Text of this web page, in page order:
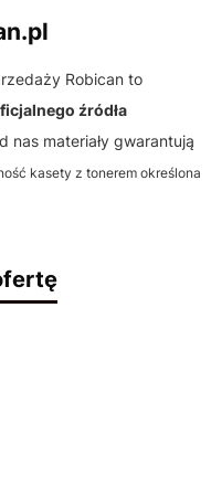
Robican to
źródła
nas materiały gwarantują
kasety z tonerem określona